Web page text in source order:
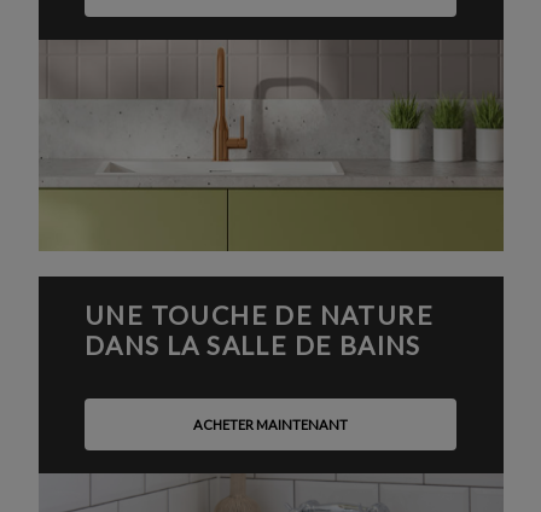
UNE TOUCHE DE NATURE
DANS LA SALLE DE BAINS
ACHETER MAINTENANT